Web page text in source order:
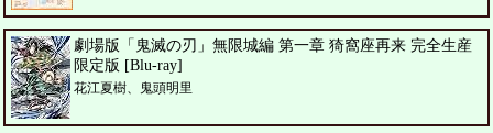
劇場版「鬼滅の刃」無限城編 第一章 猗窩座再来 完全生産
限定版 [Blu-ray]
花江夏樹、鬼頭明里